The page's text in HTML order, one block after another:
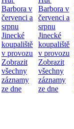
Barbora v
červenci a
srpnu
Jinecké
koupaliště
v provozu
Zobrazit
všechny
záznamy
ze dne
Barbora v
červenci a
srpnu
Jinecké
koupaliště
v provozu
Zobrazit
všechny
záznamy
ze dne